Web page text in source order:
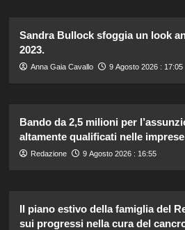
Sandra Bullock sfoggia un look
2023.
Anna Gaia Cavallo 9 Agosto 2026 : 17:05
Bando da 2,5 milioni per
altamente qualificati nelle
Redazione 9 Agosto 2026 : 16:55
Il piano estivo della famiglia del
sui progressi nella cura del